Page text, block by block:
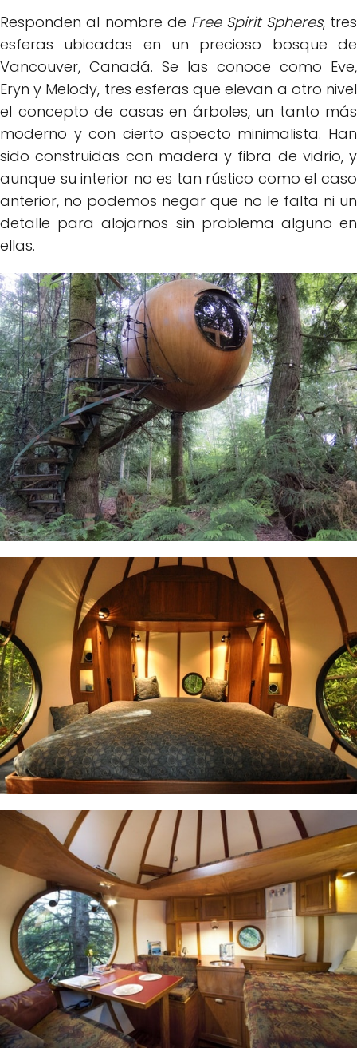
Responden al nombre de Free Spirit Spheres, tres
esferas ubicadas en un precioso bosque de
Vancouver, Canadá. Se las conoce como Eve,
Eryn y Melody, tres esferas que elevan a otro nivel
el concepto de casas en árboles, un tanto más
moderno y con cierto aspecto minimalista. Han
sido construidas con madera y fibra de vidrio, y
aunque su interior no es tan rústico como el caso
anterior, no podemos negar que no le falta ni un
detalle para alojarnos sin problema alguno en
ellas.